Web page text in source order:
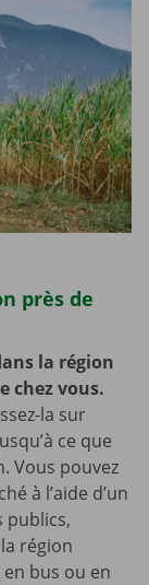
près de
la région
chez vous.
la sur
ce que
Vous pouvez
à l’aide d’un
publics,
région
bus ou en